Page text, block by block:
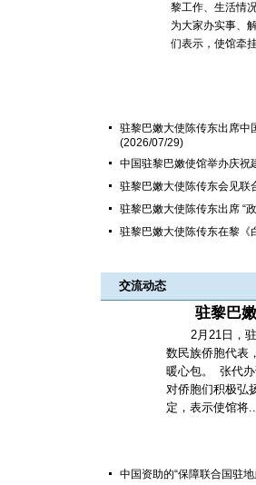
黎工作、生活情
为大家办实事、
们表示，使馆牵
驻黎巴嫩大使陈传东出席中
(2026/07/29)
中国驻黎巴嫩使馆举办庆祝
驻黎巴嫩大使陈传东会见联
驻黎巴嫩大使陈传东出席 “
驻黎巴嫩大使陈传东在黎《
交流动态
驻黎巴
2月21日，
数民族侨胞代表
暖心包。 张代
对侨胞们积极弘
定，表示使馆将
中国资助的“保障联合国驻